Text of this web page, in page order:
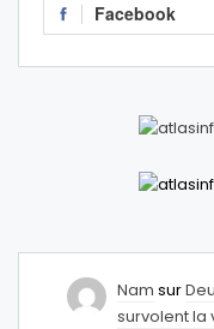
Facebook
Nam sur
survolent la